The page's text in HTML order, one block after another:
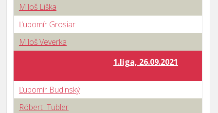
Miloš Liška
Ľubomír Grosiar
Miloš Veverka
1.liga, 26.09.2021
Ľubomír Budinský
Róbert Tubler